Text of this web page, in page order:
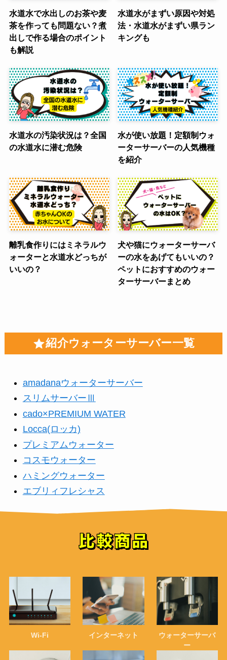
水道水で水出しのお茶や麦
茶を作っても問題ない？煮
出しで作る場合のポイント
も解説
水道水がまずい原因や対処
法・水道水がまずい県ラン
キングも
水道水の汚染状況は？全国
の水道水に潜む危険
水が使い放題！定額制ウォ
ーターサーバーの人気機種
を紹介
離乳食作りにはミネラルウ
ォーターと水道水どっちが
いいの？
犬や猫にウォーターサーバ
ーの水をあげてもいいの？
ペットにおすすめのウォー
ターサーバーまとめ
紹介ウォーターサーバー一覧
amadanaウォーターサーバー
スリムサーバーⅢ
cado×PREMIUM WATER
Locca(ロッカ)
プレミアムウォーター
コスモウォーター
ハミングウォーター
エブリィフレシャス
Wi-Fi インターネット
ウォーターサーバ
ー